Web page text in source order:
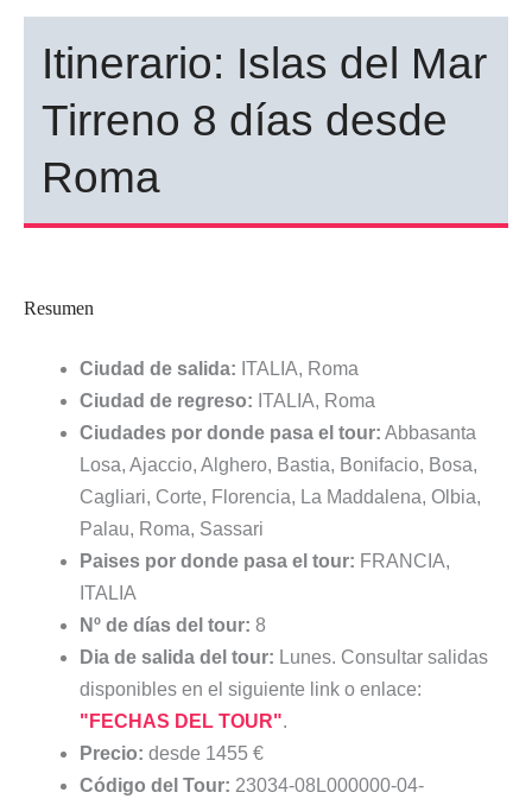
Itinerario: Islas del Mar
Tirreno 8 días desde
Roma
Resumen
Ciudad de salida: ITALIA, Roma
Ciudad de regreso: ITALIA, Roma
Ciudades por donde pasa el tour: Abbasanta
Losa, Ajaccio, Alghero, Bastia, Bonifacio, Bosa,
Cagliari, Corte, Florencia, La Maddalena, Olbia,
Palau, Roma, Sassari
Paises por donde pasa el tour: FRANCIA,
ITALIA
Nº de días del tour: 8
Dia de salida del tour: Lunes. Consultar salidas
disponibles en el siguiente link o enlace:
"FECHAS DEL TOUR".
Precio: desde 1455 €
Código del Tour: 23034-08L000000-04-